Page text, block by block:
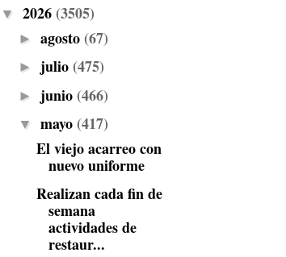
▼ 2026 (3505)
► agosto (67)
► julio (475)
► junio (466)
▼ mayo (417)
El viejo acarreo con
nuevo uniforme
Realizan cada fin de
semana
actividades de
restaur...